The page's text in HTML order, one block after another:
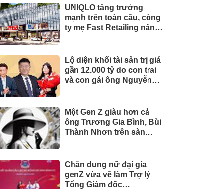
UNIQLO tăng trưởng
mạnh trên toàn cầu, công
ty mẹ Fast Retailing nâng
Lộ diện khối tài sản trị giá
gần 12.000 tỷ do con trai
và con gái ông Nguyễn
Một Gen Z giàu hơn cả
ông Trương Gia Bình, Bùi
Thành Nhơn trên sàn
Chân dung nữ đại gia
genZ vừa về làm Trợ lý
Tổng Giám đốc